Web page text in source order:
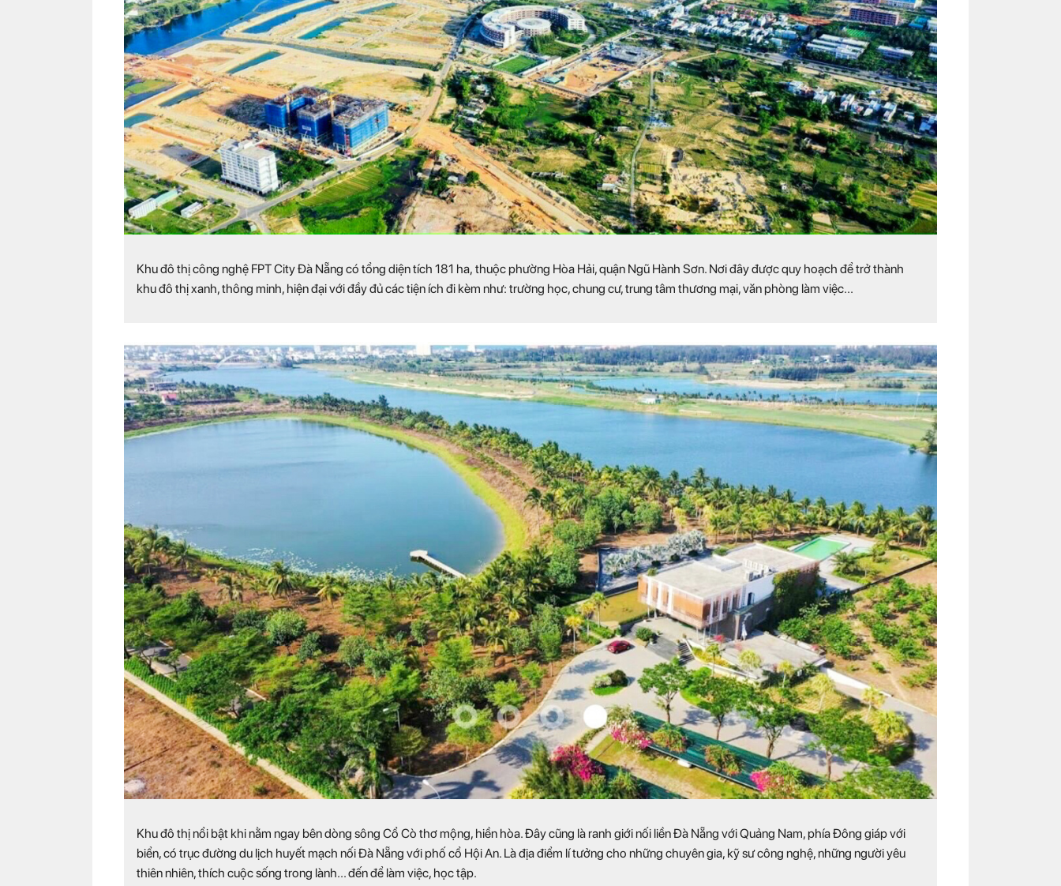
Khu đô thị công nghệ FPT City Đà Nẵng có tổng diện tích 181 ha, thuộc phường Hòa Hải, quận Ngũ Hành Sơn. Nơi đây được quy hoạch để trở thành
khu đô thị xanh, thông minh, hiện đại với đầy đủ các tiện ích đi kèm như: trường học, chung cư, trung tâm thương mại, văn phòng làm việc...
Khu đô thị nổi bật khi nằm ngay bên dòng sông Cổ Cò thơ mộng, hiền hòa. Đây cũng là ranh giới nối liền Đà Nẵng với Quảng Nam, phía Đông giáp với
biển, có trục đường du lịch huyết mạch nối Đà Nẵng với phố cổ Hội An. Là địa điểm lí tưởng cho những chuyên gia, kỹ sư công nghệ, những người yêu
thiên nhiên, thích cuộc sống trong lành... đến để làm việc, học tập.